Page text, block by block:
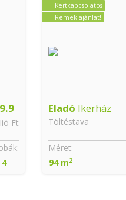
Ft
4
Kertkapcsolatos
Remek ajánlat!
Eladó Ikerház
Töltéstava
Méret:
94 m2